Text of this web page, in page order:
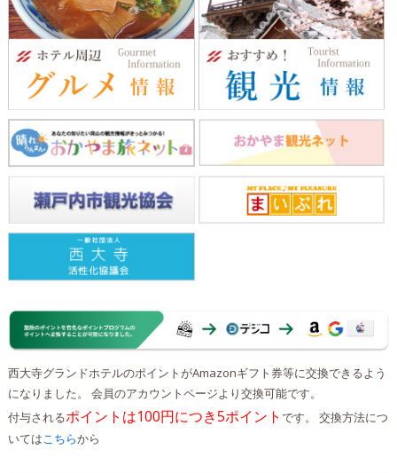
西大寺グランドホテルのポイントがAmazonギフト券等に交換できるよう
になりました。 会員のアカウントページより交換可能です。
付与されるポイントは100円につき5ポイント です。 交換方法につ
いてはこちらから